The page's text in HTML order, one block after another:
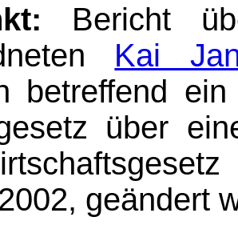
Bericht
Kai
betreffend
über
geändert